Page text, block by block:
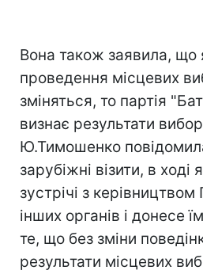
Вона також заявила, що
проведення місцевих
зміняться, то партія
визнає результати
Ю.Тимошенко
зарубіжні візити, в ході
зустрічі з
інших органів і донесе
те, що без зміни
результати місцевих